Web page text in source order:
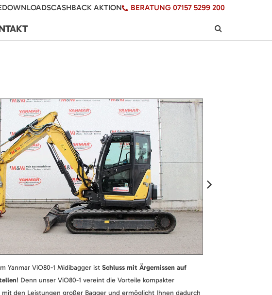
DOWNLOADSCASHBACK AKTION BERATUNG 07157 5299 200
Yanmar ViO80-1 Midibagger ist Schluss mit Ärgernissen auf
! Denn unser ViO80-1 vereint die Vorteile kompakter
mit den Leistungen großer Bagger und ermöglicht Ihnen dadurch